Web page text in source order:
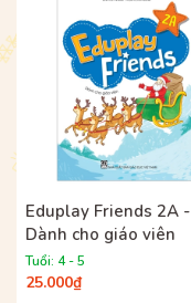
Eduplay Friends 2A -
Dành cho giáo viên
Tuổi: 4 - 5
25.000₫